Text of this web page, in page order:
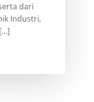
dari
Industri,